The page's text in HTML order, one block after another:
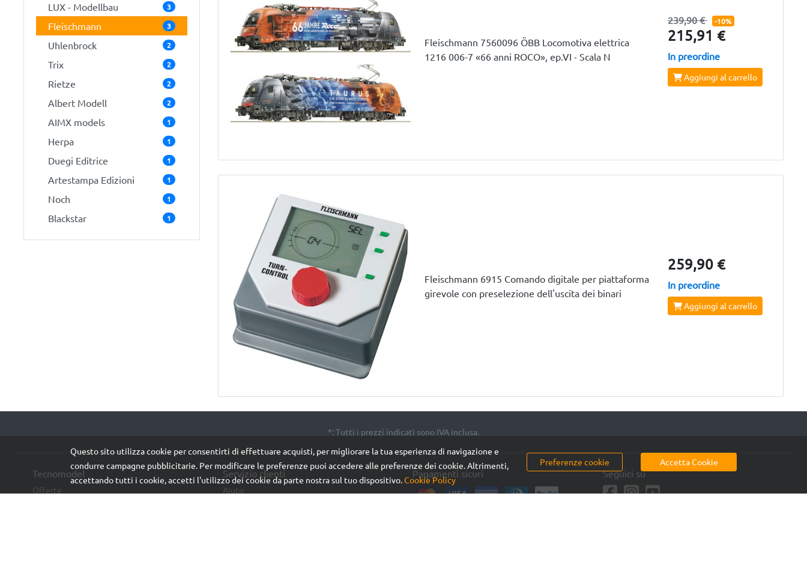
LUX - Modellbau 3
Fleischmann 3
Uhlenbrock 2
Trix 2
Rietze 2
Albert Modell 2
AIMX models 1
Herpa 1
Duegi Editrice 1
Artestampa Edizioni 1
Noch 1
Blackstar 1
Fleischmann 7560096 ÖBB Locomotiva elettrica
1216 006-7 «66 anni ROCO», ep.VI - Scala N
239,90 € -10%
215,91 €
In preordine
Aggiungi al carrello
Fleischmann 6915 Comando digitale per piattaforma
girevole con preselezione dell'uscita dei binari
259,90 €
In preordine
Aggiungi al carrello
*: Tutti i prezzi indicati sono IVA inclusa.
Tecnomodel
Offerte
Servizio clienti
Aiuto
Pagamenti sicuri Seguici su
Questo sito utilizza cookie per consentirti di effettuare acquisti, per migliorare la tua esperienza di navigazione e
condurre campagne pubblicitarie. Per modificare le preferenze puoi accedere alle preferenze dei cookie. Altrimenti,
accettando tutti i cookie, accetti l'utilizzo dei cookie da parte nostra sul tuo dispositivo.Cookie Policy
Preferenze cookie Accetta Cookie